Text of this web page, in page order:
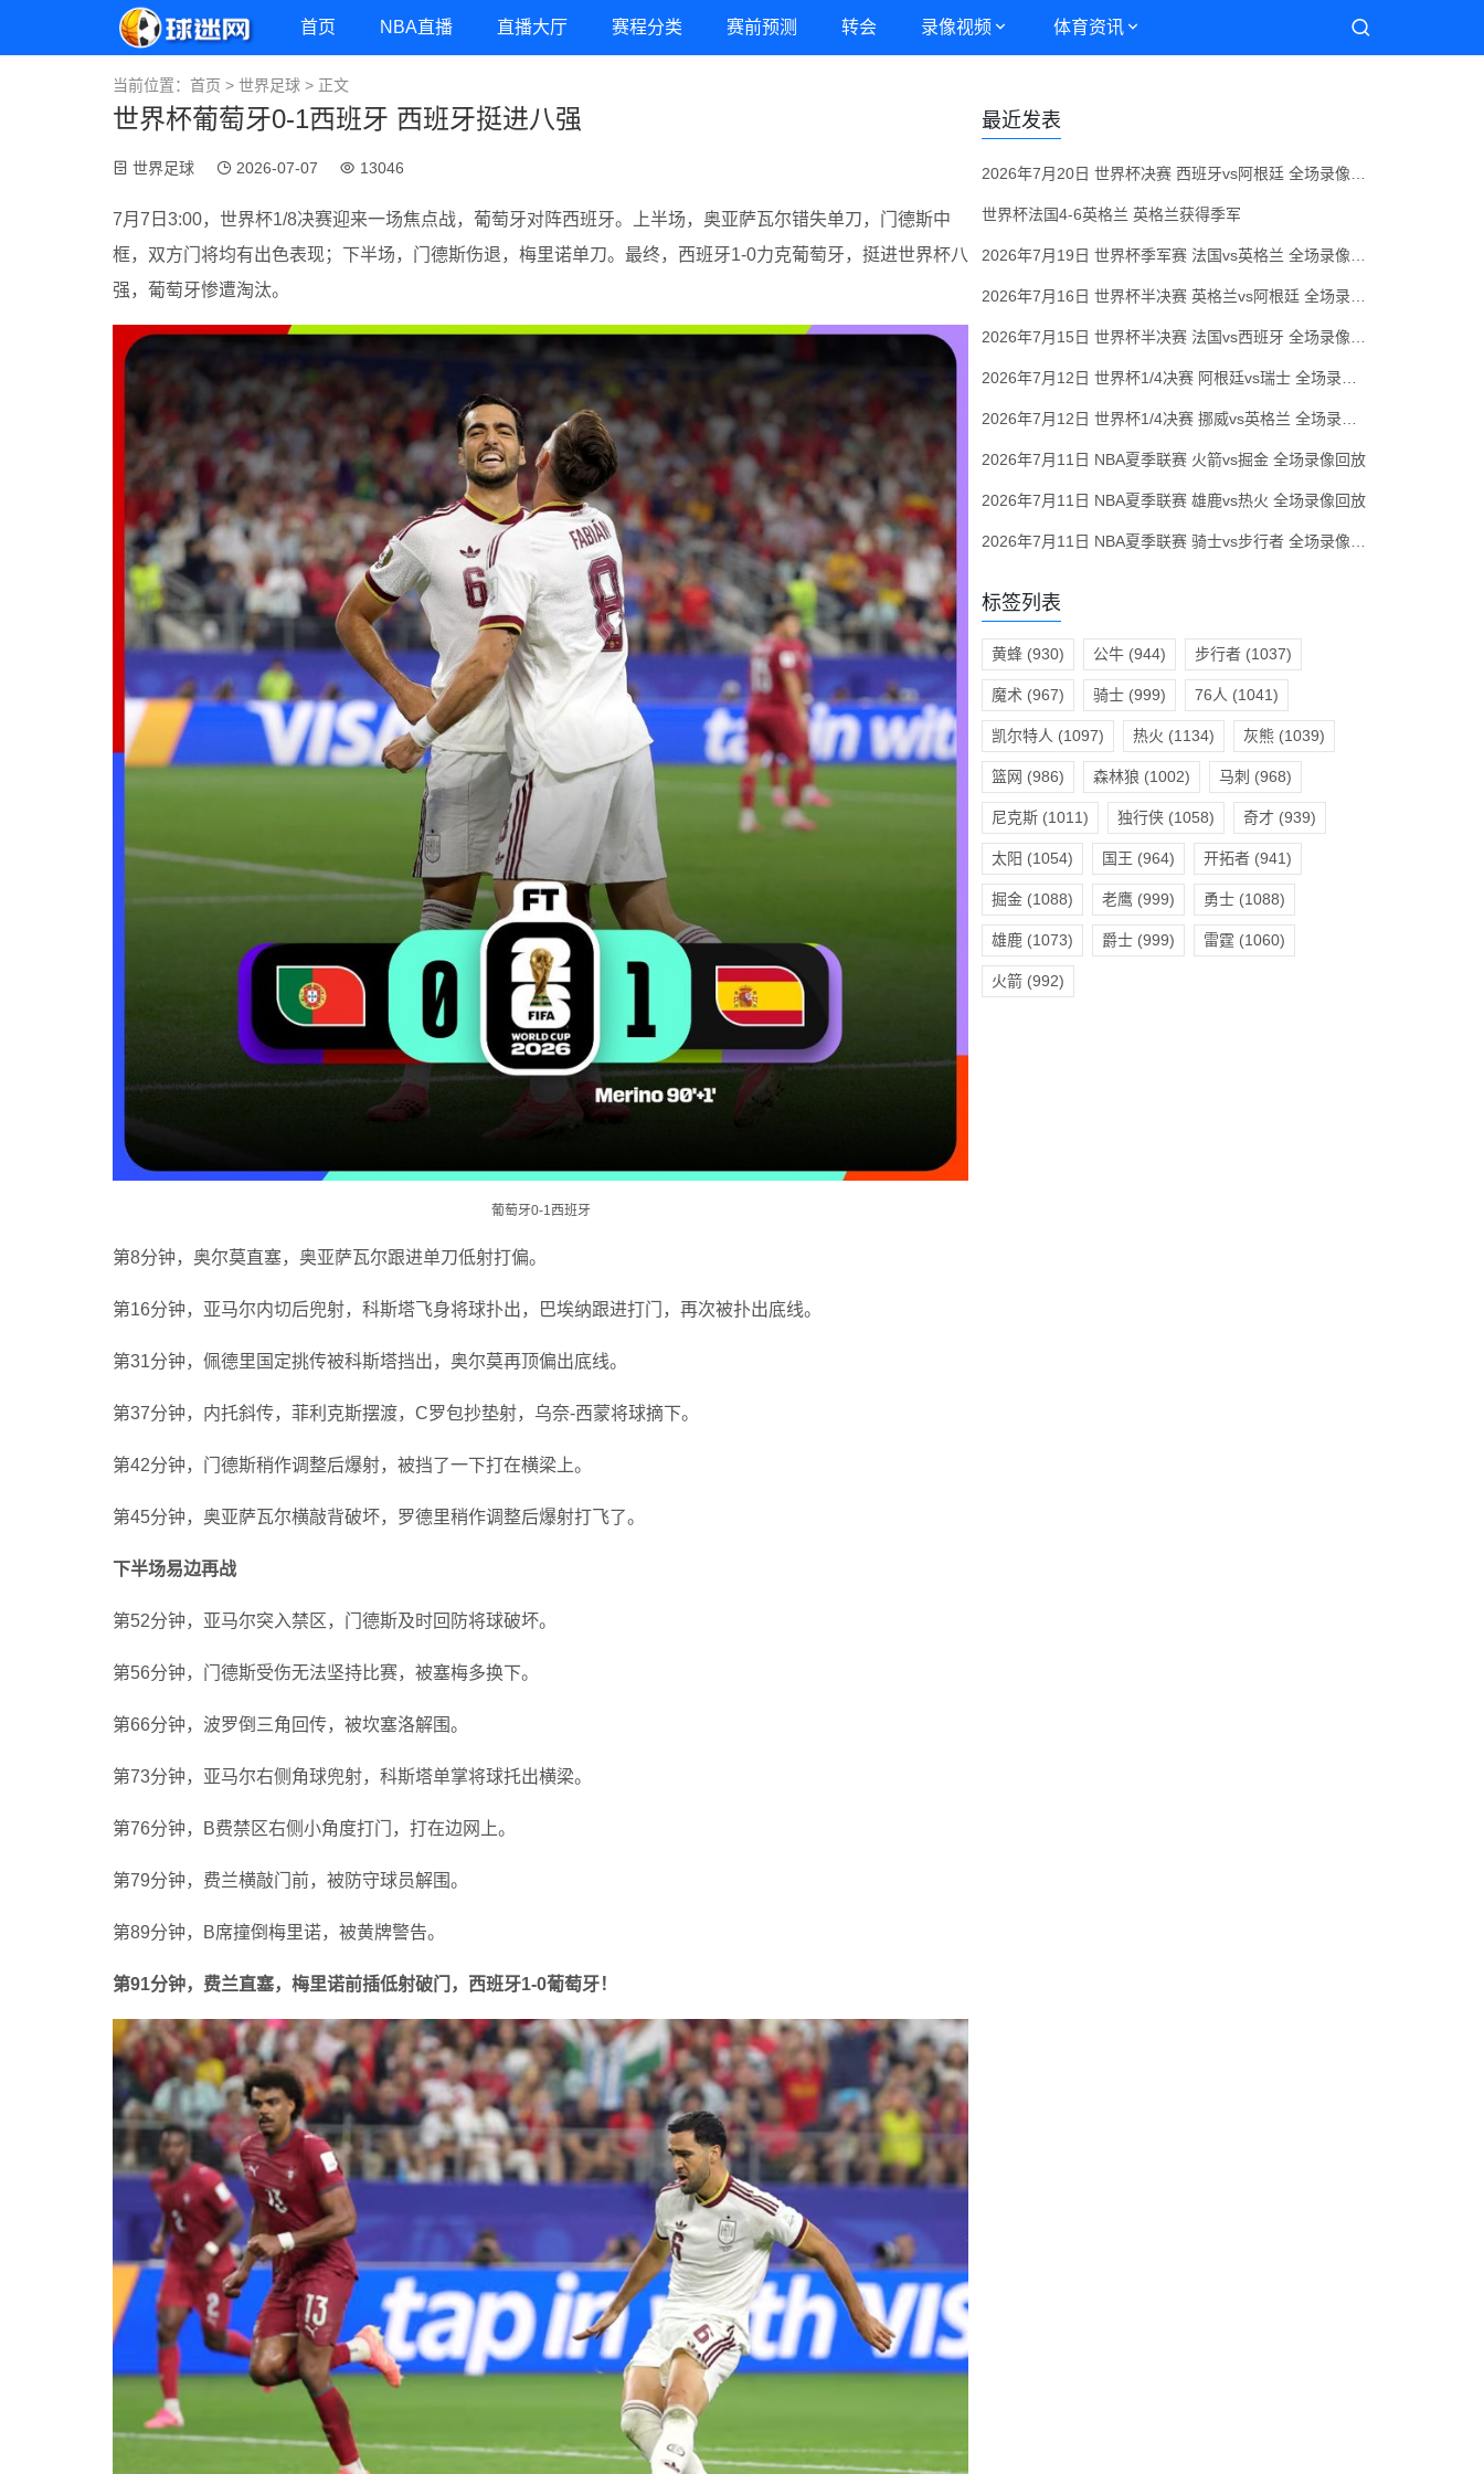
首页 NBA直播 直播大厅 赛程分类 赛前预测 转会 录像视频 体育资讯
当前位置： 首页 > 世界足球 > 正文
世界杯葡萄牙0-1西班牙 西班牙挺进八强
世界足球 2026-07-07 13046
7月7日3:00，世界杯1/8决赛迎来一场焦点战，葡萄牙对阵西班牙。上半场，奥亚萨瓦尔错失单刀，门德斯中
框，双方门将均有出色表现；下半场，门德斯伤退，梅里诺单刀。最终，西班牙1-0力克葡萄牙，挺进世界杯八
强，葡萄牙惨遭淘汰。
葡萄牙0-1西班牙
第8分钟，奥尔莫直塞，奥亚萨瓦尔跟进单刀低射打偏。
第16分钟，亚马尔内切后兜射，科斯塔飞身将球扑出，巴埃纳跟进打门，再次被扑出底线。
第31分钟，佩德里国定挑传被科斯塔挡出，奥尔莫再顶偏出底线。
第37分钟，内托斜传，菲利克斯摆渡，C罗包抄垫射，乌奈-西蒙将球摘下。
第42分钟，门德斯稍作调整后爆射，被挡了一下打在横梁上。
第45分钟，奥亚萨瓦尔横敲背破坏，罗德里稍作调整后爆射打飞了。
下半场易边再战
第52分钟，亚马尔突入禁区，门德斯及时回防将球破坏。
第56分钟，门德斯受伤无法坚持比赛，被塞梅多换下。
第66分钟，波罗倒三角回传，被坎塞洛解围。
第73分钟，亚马尔右侧角球兜射，科斯塔单掌将球托出横梁。
第76分钟，B费禁区右侧小角度打门，打在边网上。
第79分钟，费兰横敲门前，被防守球员解围。
第89分钟，B席撞倒梅里诺，被黄牌警告。
第91分钟，费兰直塞，梅里诺前插低射破门，西班牙1-0葡萄牙！
最近发表
世界杯法国4-6英格兰 英格兰获得季军
2026年7月16日 世界杯半决赛 英格兰vs阿根廷 全场录像回放
2026年7月12日 世界杯1/4决赛 阿根廷vs瑞士 全场录像回放
2026年7月12日 世界杯1/4决赛 挪威vs英格兰 全场录像回放
2026年7月11日 NBA夏季联赛 火箭vs掘金 全场录像回放
2026年7月11日 NBA夏季联赛 雄鹿vs热火 全场录像回放
标签列表
黄蜂(930) 公牛(944) 步行者(1037)
魔术 (967) 骑士(999) 76人 (1041)
凯尔特人 (1097) 热火 (1134) 灰熊(1039)
篮网 (986) 森林狼 (1002) 马刺 (968)
尼克斯(1011) 独行侠(1058) 奇才 (939)
太阳 (1054) 国王 (964) 开拓者(941)
掘金(1088) 老鹰(999) 勇士(1088)
雄鹿(1073) 爵士(999) 雷霆 (1060)
火箭(992)